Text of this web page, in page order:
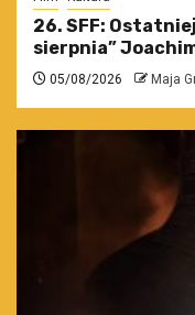
26. SFF: Ostatniej
sierpnia”
05/08/2026 Maja